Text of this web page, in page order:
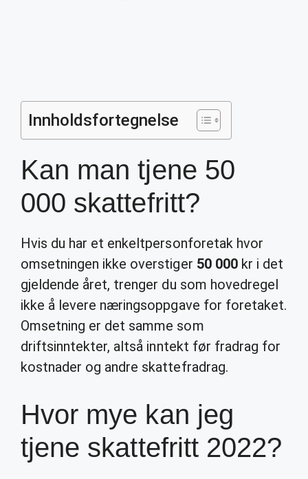
Innholdsfortegnelse
Kan man tjene 50
000 skattefritt?
Hvis du har et enkeltpersonforetak hvor
omsetningen ikke overstiger 50 000kr i det
gjeldende året, trenger du som hovedregel
ikke å levere næringsoppgave for foretaket.
Omsetning er det samme som
driftsinntekter, altså inntekt før fradrag for
kostnader og andre skattefradrag.
Hvor mye kan jeg
tjene skattefritt 2022?